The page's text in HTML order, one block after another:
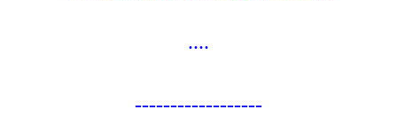
....
------------------